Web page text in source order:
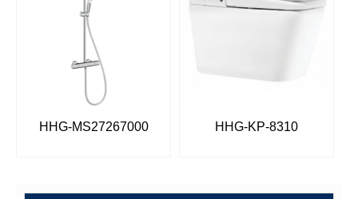
HHG-MS27267000 HHG-KP-8310